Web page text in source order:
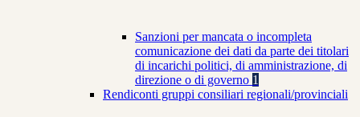
Sanzioni per mancata o incompleta
comunicazione dei dati da parte dei titolari
di incarichi politici, di amministrazione, di
direzione o di governo 1
Rendiconti gruppi consiliari regionali/provinciali